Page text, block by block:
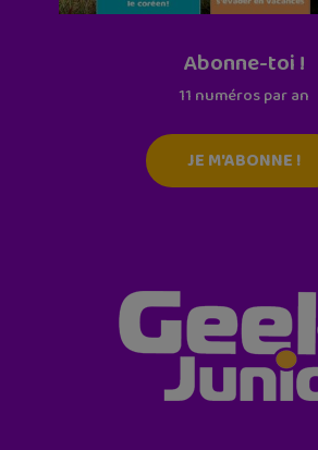
Abonne-toi !
11 numéros par an
JE M'ABONNE !